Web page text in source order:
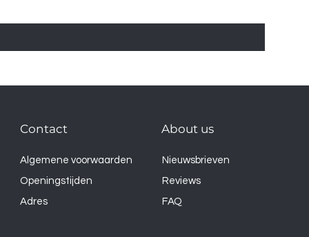
About us
Nieuwsbrieven
Reviews
FAQ
Contact
Algemene voorwaarden
Openingstijden
Adres